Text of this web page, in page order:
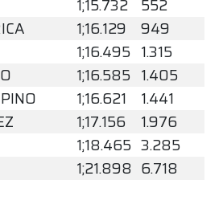
1;15.732 552
1;16.129
949
1;16.495 1.315
1;16.585 1.405
1;16.621
1.441
1;17.156
1.976
1;18.465 3.285
1;21.898 6.718